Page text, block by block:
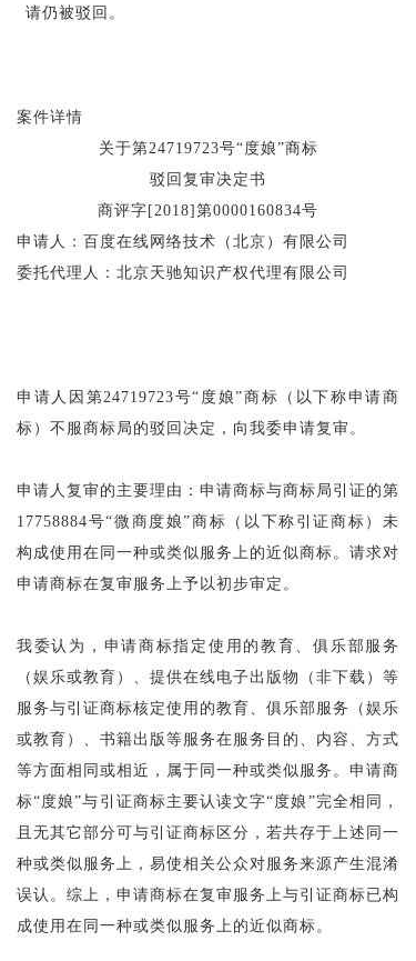
请仍被驳回。
案件详情
关于第24719723号“度娘”商标
驳回复审决定书
商评字[2018]第0000160834号
申请人：百度在线网络技术（北京）有限公司
委托代理人：北京天驰知识产权代理有限公司
申请人因第24719723号“度娘”商标（以下称申请商
标）不服商标局的驳回决定，向我委申请复审。
申请人复审的主要理由：申请商标与商标局引证的第
17758884号“微商度娘”商标（以下称引证商标）未
构成使用在同一种或类似服务上的近似商标。请求对
申请商标在复审服务上予以初步审定。
我委认为，申请商标指定使用的教育、俱乐部服务
（娱乐或教育）、提供在线电子出版物（非下载）等
服务与引证商标核定使用的教育、俱乐部服务（娱乐
或教育）、书籍出版等服务在服务目的、内容、方式
等方面相同或相近，属于同一种或类似服务。申请商
标“度娘”与引证商标主要认读文字“度娘”完全相同，
且无其它部分可与引证商标区分，若共存于上述同一
种或类似服务上，易使相关公众对服务来源产生混淆
误认。综上，申请商标在复审服务上与引证商标已构
成使用在同一种或类似服务上的近似商标。